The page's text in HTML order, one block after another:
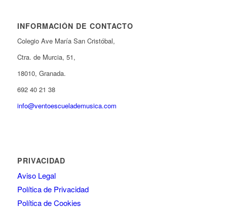
INFORMACIÓN DE CONTACTO
Colegio Ave María San Cristóbal,
Ctra. de Murcia, 51,
18010, Granada.
692 40 21 38
info@ventoescuelademusica.com
PRIVACIDAD
Aviso Legal
Política de Privacidad
Política de Cookies